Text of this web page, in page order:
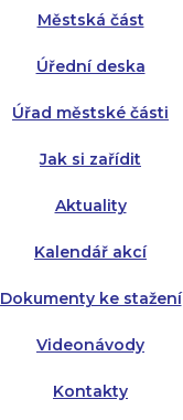
Městská část
Úřední deska
Úřad městské části
Jak si zařídit
Aktuality
Kalendář akcí
Dokumenty ke stažení
Videonávody
Kontakty
Pátek: